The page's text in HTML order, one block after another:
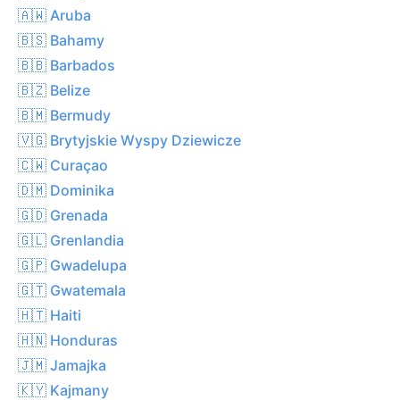
🇦🇼 Aruba
🇧🇸 Bahamy
🇧🇧 Barbados
🇧🇿 Belize
🇧🇲 Bermudy
🇻🇬 Brytyjskie Wyspy Dziewicze
🇨🇼 Curaçao
🇩🇲 Dominika
🇬🇩 Grenada
🇬🇱 Grenlandia
🇬🇵 Gwadelupa
🇬🇹 Gwatemala
🇭🇹 Haiti
🇭🇳 Honduras
🇯🇲 Jamajka
🇰🇾 Kajmany